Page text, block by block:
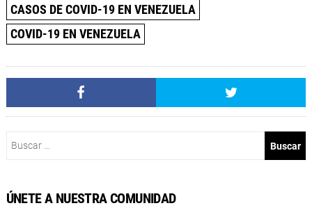
CASOS DE COVID-19 EN VENEZUELA
COVID-19 EN VENEZUELA
ÚNETE A NUESTRA COMUNIDAD